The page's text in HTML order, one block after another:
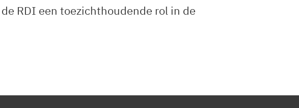
RDI een toezichthoudende rol in de